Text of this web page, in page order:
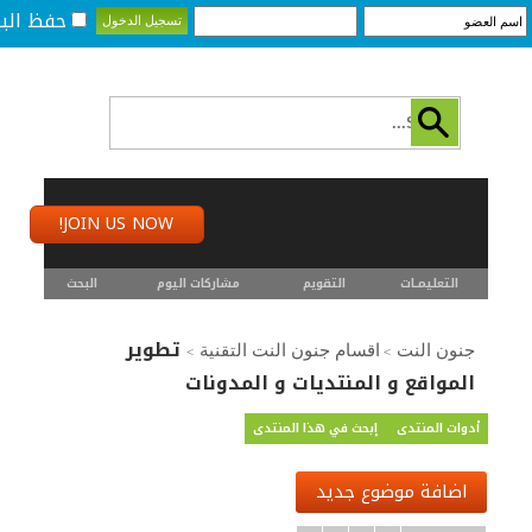
حفظ
JOIN US NOW!
التعليمـــات التقويم مشاركات اليوم البحث
جنون النت > اقسام جنون النت التقنية > تطوير
المواقع و المنتديات و المدونات
أدوات المنتدى إبحث في هذا المنتدى
اضافة موضوع جديد